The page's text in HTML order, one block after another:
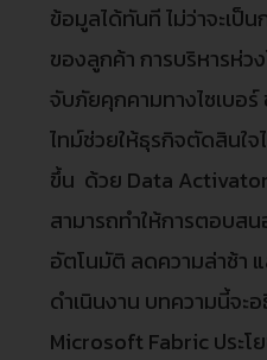
ข้อมูลได้ทันที ไม่ว่าจะเป็
ของลูกค้า การบริหารห่ว
จับภัยคุกคามทางไซเบอ
ไทม์ช่วยให้ธุรกิจตัดสินใจ
ขึ้น ด้วย Data
สามารถทำให้การตอบส
อัตโนมัติ ลดความล่าช้า
ดำเนินงาน บทความนี้จะ
Microsoft Fabric ประโ